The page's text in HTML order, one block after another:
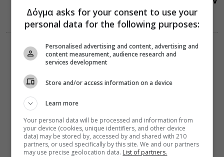
07 Αυγούστου
ΔΙΑΦΟΡΑ
ΕΛΛΑΔΑ
06 Αυγούστου 2026
σήμερα, την
περίπτερα
Δόγμα asks for your consent to use your
personal data for the following purposes:
Personalised advertising and content, advertising and
content measurement, audience research and
services development
Store and/or access information on a device
Learn more
Your personal data will be processed and information from
your device (cookies, unique identifiers, and other device
data) may be stored by, accessed by and shared with 210
partners, or used specifically by this site. We and our partners
may use precise geolocation data. List of partners.